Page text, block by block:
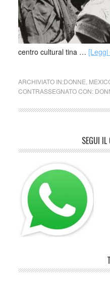
centro cultural tina …
ARCHIVIATO IN:DONNE
CONTRASSEGNATO CON:
SEGUI IL